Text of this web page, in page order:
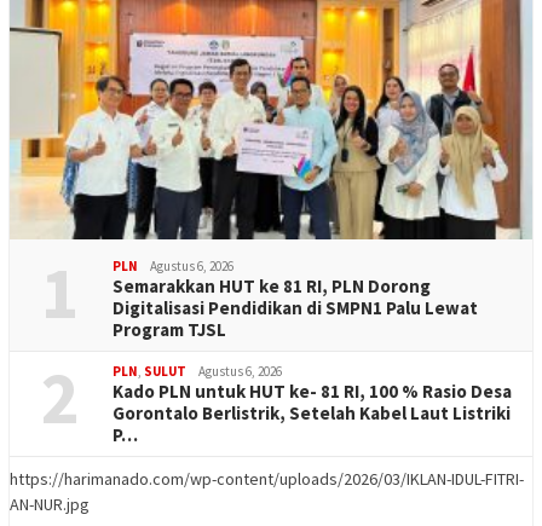
1 PLN Agustus 6, 2026
Semarakkan HUT ke 81 RI, PLN Dorong
Digitalisasi Pendidikan di SMPN1 Palu Lewat
Program TJSL
2 PLN SULUT Agustus 6, 2026
Kado PLN untuk HUT ke- 81 RI, 100 % Rasio Desa
Gorontalo Berlistrik, Setelah Kabel Laut Listriki
P…
https://harimanado.com/wp-content/uploads/2026/03/IKLAN-IDUL-FITRI-
AN-NUR.jpg